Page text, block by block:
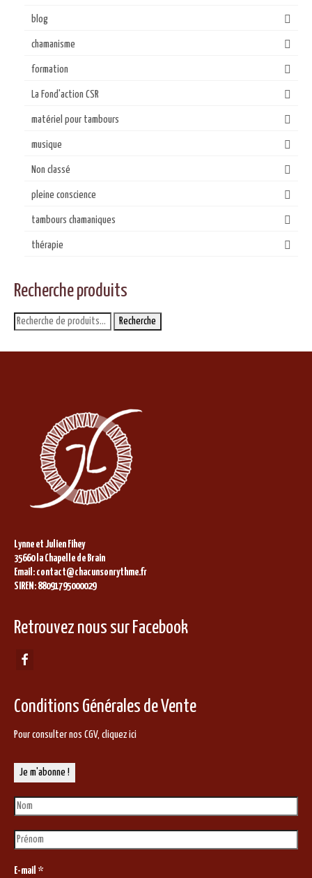
blog
chamanisme
formation
La Fond'action CSR
matériel pour tambours
musique
Non classé
pleine conscience
tambours chamaniques
thérapie
Recherche produits
Recherche
pour :
Recherche
Lynne et Julien Fihey
35660 la Chapelle de Brain
Email: contact@chacunsonrythme.fr
SIREN: 88091795000029
Retrouvez nous sur Facebook
Conditions Générales de Vente
Pour consulter nos CGV, cliquez ici
E-mail *